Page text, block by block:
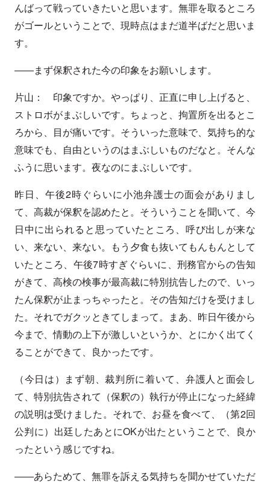
んばって戦っていきたいと思います。無罪を取るところ
がゴールということで、現時点はまだ道半ばだと思いま
す。
――まず保釈された今の印象をお願いします。
片山： 印象ですか。やっぱり、正直に申し上げると、
ストロボがまぶしいです。ちょっと、拘置所を出るとこ
ろから、目が痛いです。そういった意味で、気持ち的な
意味でも、自由というのはまぶしいものだなと。そんな
ふうに思います。夜なのにまぶしいです。
昨日、午後2時ぐらいに小池弁護士の面会がありまし
て、高裁が保釈を認めたと。そういうことを聞いて、今
日中に出られると思っていたところ、呼び出しが来な
い、来ない、来ない。もう夕食も抜いてもんもんとして
いたところ、午後7時すぎぐらいに、刑務官からの告知
がきて、高検の検事が最高裁に特別抗告したので、いっ
たん保釈が止まっちゃったと。その告知だけを受けまし
た。それでガクッときてしまって。まあ、昨日午後から
今まで、情動の上下が激しいというか、とにかく出てく
ることができて、良かったです。
（今日は）まず朝、裁判所に着いて、弁護人と面会し
て、特別抗告されて（保釈の）執行が停止になった経緯
の説明は受けました。それで、お昼を食べて、（第2回
公判に）出廷したあとにOKが出たということで、良か
ったという感じですね。
――あらためて、無罪を訴える気持ちを聞かせていただ